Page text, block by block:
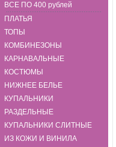
ВСЕ ПО 400 рублей
ПЛАТЬЯ
ТОПЫ
КОМБИНЕЗОНЫ
КАРНАВАЛЬНЫЕ
КОСТЮМЫ
НИЖНЕЕ БЕЛЬЕ
КУПАЛЬНИКИ
РАЗДЕЛЬНЫЕ
КУПАЛЬНИКИ СЛИТНЫЕ
ИЗ КОЖИ И ВИНИЛА